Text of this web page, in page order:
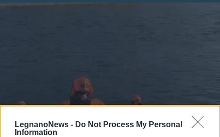
LegnanoNews - Do Not Process My Personal
Information